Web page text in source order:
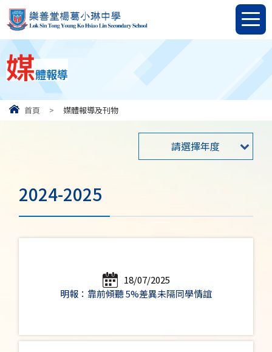
媒體報導
首頁 > 媒體報導及刊物
請選擇年度
2024-2025
18/07/2025
明報：靠前傾聽 5%差異未隔同學情誼